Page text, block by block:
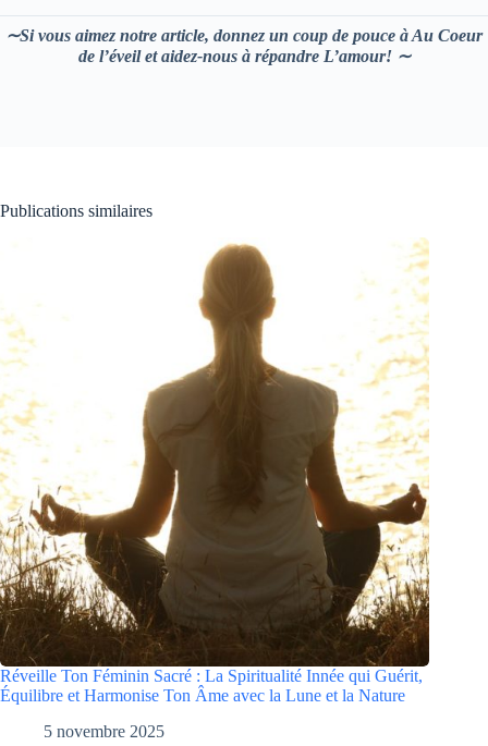
∼Si vous aimez notre article, donnez un coup de pouce à Au Coeur
de l’éveil et aidez-nous à répandre L’amour! ∼
Publications similaires
Réveille Ton Féminin Sacré : La Spiritualité Innée qui Guérit,
Équilibre et Harmonise Ton Âme avec la Lune et la Nature
5 novembre 2025